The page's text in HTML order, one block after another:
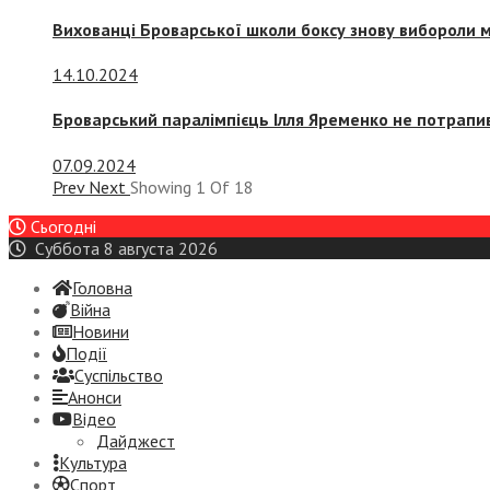
Вихованці Броварської школи боксу знову вибороли
14.10.2024
Броварський паралімпієць Ілля Яременко не
07.09.2024
Prev Next Showing 1 Of 18
Сьогодні
Суббота 8 августа 2026
Головна
Війна
Новини
Події
Суспiльство
Анонси
Відео
Дайджест
Культура
Спорт